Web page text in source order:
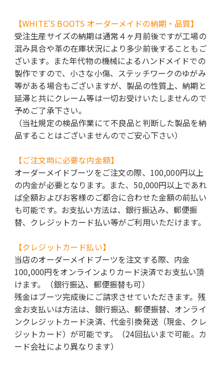
【WHITE'S BOOTS オーダーメイドの納期・品質】
受注生産サイズの納期は通常４ヶ月前後ですが工場の
混み具合や革の在庫状況により多少前後することもご
ざいます。また年代物の機械によるハンドメイドでの
製作ですので、小さな小傷、ステッチワークのゆがみ
等がある場合もございますが、製品の性質上、納期と
延滞と共にクレーム等は一切お受けいたしませんので
予めご了承下さい。
（当社規定の検品作業にて不良品と判断した製品を納
品することはございませんのでご安心下さい）
【ご注文時に必要な内金額】
オーダーメイドブーツをご注文の際、100,000円以上
の内金が必要となります。また、50,000円以上であれ
ば全額およびお客様のご都合に合わせた金額の前払い
も可能です。お支払い方法は、銀行振込み、郵便振
替、クレジットカード払い等がご利用いただけます。
【クレジットカード払い】
当店のオーダーメイドブーツを注文する際、内金
100,000円をオンラインよりカード決済でお支払い頂
けます。（銀行振込、郵便振替も可）
残金はブーツ完成後にご請求させていただきます。残
金お支払いは方法は、銀行振込、郵便振替、オンライ
ンクレジットカード決済、代金引換発送（現金、クレ
ジットカード）が可能です。（24回払いまで可能。カ
ード会社により異なります）